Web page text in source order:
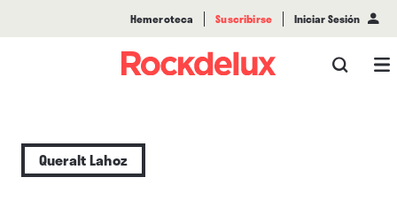
Hemeroteca Suscribirse Iniciar Sesión
Queralt Lahoz